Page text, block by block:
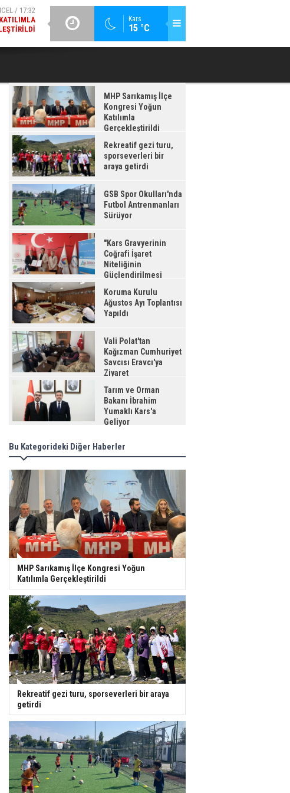
Kars
15 °C
/ 17:08
GETIRDI
GSB SPOR OKULLARI'NDA FUTBOL ANTRENMANLARI SÜRÜYOR
MHP Sarıkamış İlçe
Kongresi Yoğun
Katılımla
Gerçekleştirildi
Rekreatif gezi turu,
sporseverleri bir
araya getirdi
GSB Spor Okulları'nda
Futbol Antrenmanları
Sürüyor
"Kars Gravyerinin
Coğrafi İşaret
Niteliğinin
Güçlendirilmesi
Projesi"
Koruma Kurulu
Ağustos Ayı Toplantısı
Yapıldı
Vali Polat'tan
Kağızman Cumhuriyet
Savcısı Eravcı'ya
Ziyaret
Tarım ve Orman
Bakanı İbrahim
Yumaklı Kars'a
Geliyor
Bu Kategorideki Diğer Haberler
MHP Sarıkamış İlçe Kongresi Yoğun
Katılımla Gerçekleştirildi
Rekreatif gezi turu, sporseverleri bir araya
getirdi